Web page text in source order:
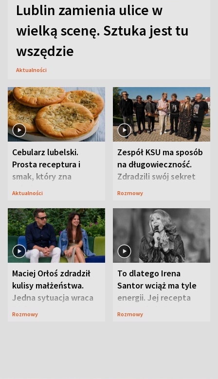
Lublin zamienia ulice w
wielką scenę. Sztuka jest tu
wszędzie
Aktualności
Cebularz lubelski.
Prosta receptura i
smak, który zna
Lubelszczyzna
Aktualności
Zespół KSU ma sposób
na długowieczność.
Zdradzili swój sekret
Rozmowy
Maciej Orłoś zdradził
kulisy małżeństwa.
Jedna sytuacja wraca
jak bumerang
Rozmowy
To dlatego Irena
Santor wciąż ma tyle
energii. Jej recepta
jest zaskakująco
Rozmowy